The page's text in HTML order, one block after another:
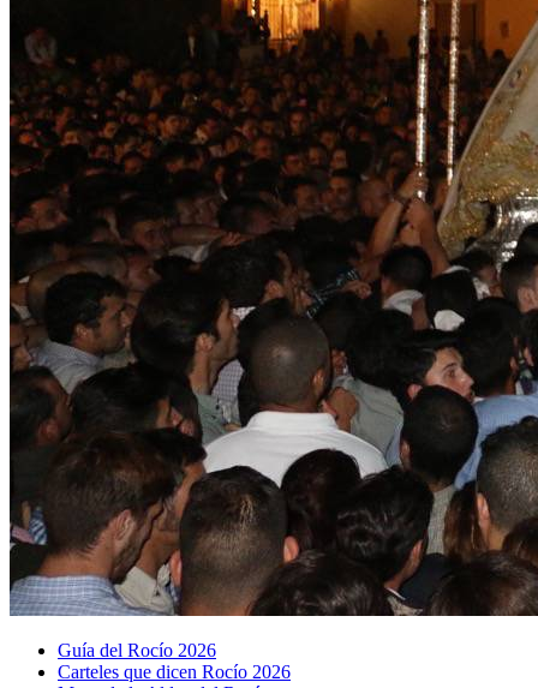
Guía del Rocío 2026
Carteles que dicen Rocío 2026